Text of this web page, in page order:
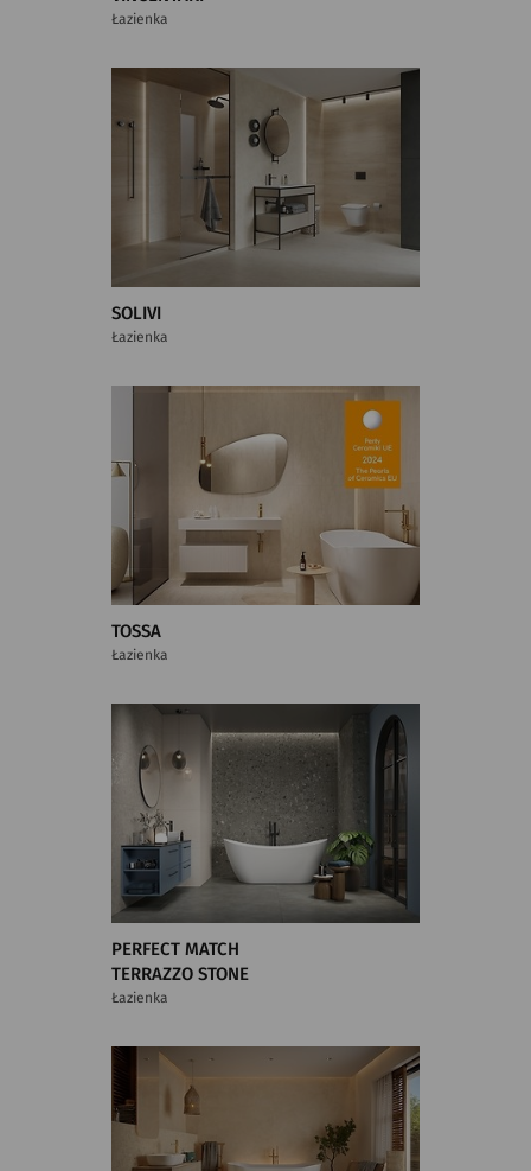
Łazienka
SOLIVI
Łazienka
TOSSA
Łazienka
PERFECT MATCH
TERRAZZO STONE
Łazienka